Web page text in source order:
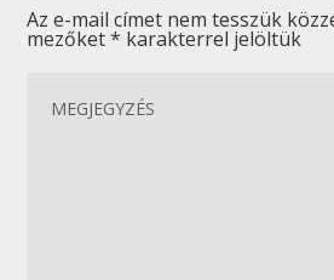
Az e-mail címet nem tesszük
mezőket* karakterrel jelöltük